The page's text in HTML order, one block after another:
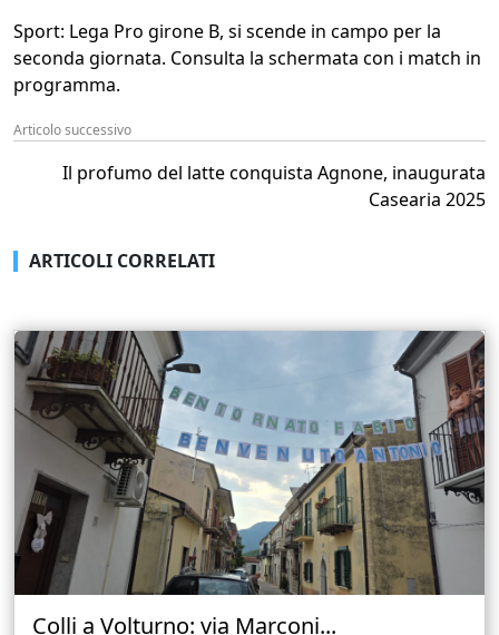
Sport: Lega Pro girone B, si scende in campo per la
seconda giornata. Consulta la schermata con i match in
programma.
Articolo successivo
Il profumo del latte conquista Agnone, inaugurata
Casearia 2025
ARTICOLI CORRELATI
Colli a Volturno: via Marconi...